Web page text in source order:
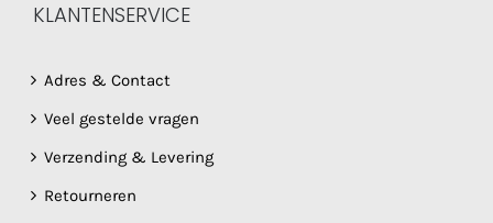
KLANTENSERVICE
Adres & Contact
Veel gestelde vragen
Verzending & Levering
Retourneren